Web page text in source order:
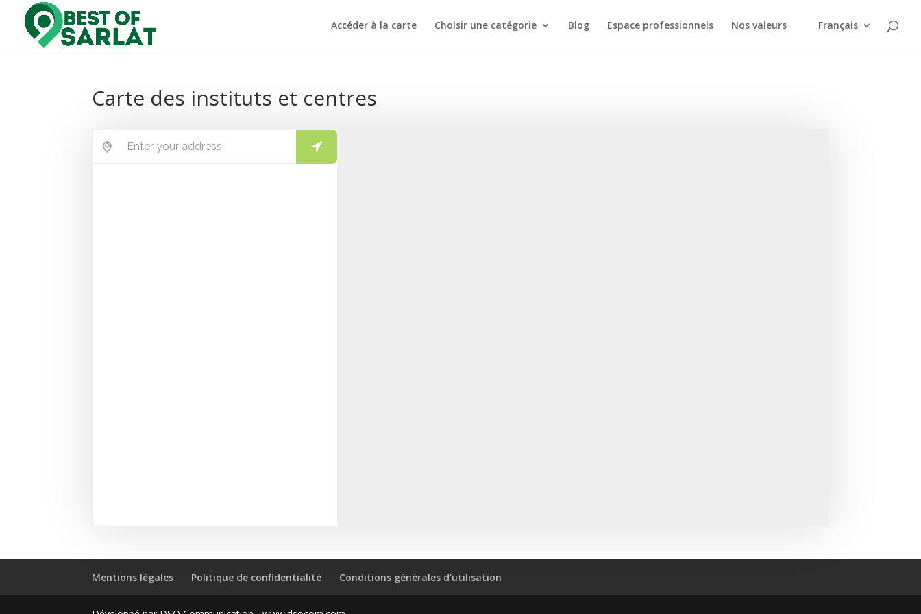
Accéder à la carte Choisir une catégorie Blog Espace professionnels Nos valeurs Français
Carte des instituts et centres
Mentions légales Politique de confidentialité Conditions générales d’utilisation